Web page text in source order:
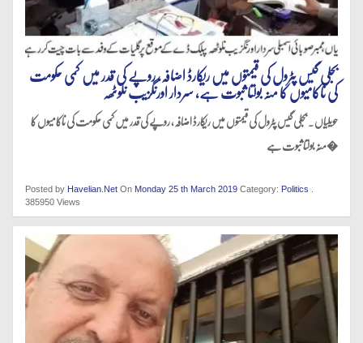
بجلی گیس پٹرول کی قیمتوں میں ریکارڈ اضافہ، روپے کی قدر میں کمی حکومت
کی ناکامیوں کا منہ بولتا ثبوت ہے، سردار اورنگزیب نلوٹھہ
حویلیاں . بجلی گیس پٹرول کی قیمتوں میں ریکارڈ اضافہ، روپے کی قدر میں کمی حکومت کی ناکامیوں کا
منہ بولتا ثبوت ہے�
Posted by Havelian.Net On Monday 25 th March 2019 Category: Politics
385950 Views